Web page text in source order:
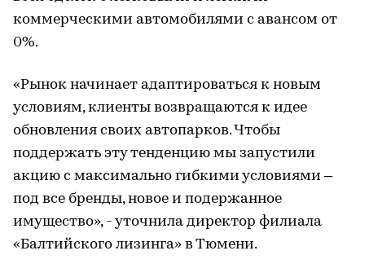
коммерческими автомобилями с авансом от
0%.
«Рынок начинает адаптироваться к новым
условиям, клиенты возвращаются к идее
обновления своих автопарков. Чтобы
поддержать эту тенденцию мы запустили
акцию с максимально гибкими условиями –
под все бренды, новое и подержанное
имущество», - уточнила директор филиала
«Балтийского лизинга» в Тюмени.